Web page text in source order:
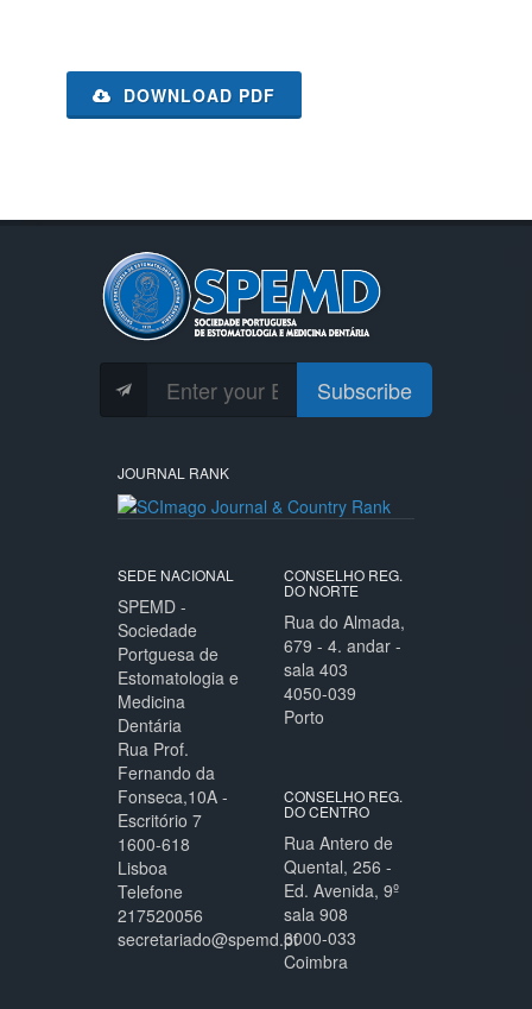
DOWNLOAD PDF
Subscribe
JOURNAL RANK
SEDE NACIONAL
SPEMD -
Sociedade
Portguesa de
Estomatologia e
Medicina
Dentária
Rua Prof.
Fernando da
Fonseca,10A -
Escritório 7
1600-618
Lisboa
Telefone
217520056
secretariado@spemd.pt
CONSELHO REG.
DO NORTE
Rua do Almada,
679 - 4. andar -
sala 403
4050-039
Porto
CONSELHO REG.
DO CENTRO
Rua Antero de
Quental, 256 -
Ed. Avenida, 9º
sala 908
3000-033
Coimbra